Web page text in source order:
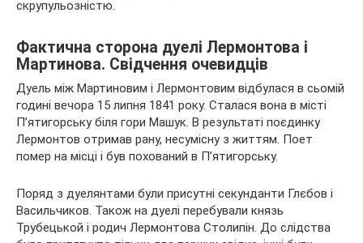
скрупульозністю.
Фактична сторона дуелі Лермонтова і
Мартинова. Свідчення очевидців
Дуель між Мартиновим і Лермонтовим відбулася в сьомій
годині вечора 15 липня 1841 року. Сталася вона в місті
П’ятигорську біля гори Машук. В результаті поєдинку
Лермонтов отримав рану, несумісну з життям. Поет
помер на місці і був похований в П’ятигорську.
Поряд з дуелянтами були присутні секунданти Глєбов і
Васильчиков. Також на дуелі перебували князь
Трубецькой і родич Лермонтова Столипін. До слідства